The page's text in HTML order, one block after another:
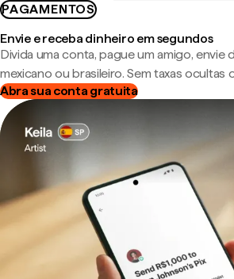
PAGAMENTOS
Envie e receba dinheiro em segundos
Divida uma conta, pague um amigo, envie
mexicano ou brasileiro. Sem taxas ocultas
Abra sua conta gratuita